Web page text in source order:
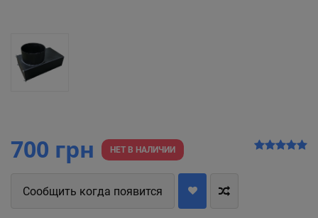
700 грн НЕТ В НАЛИЧИИ
Сообщить когда появится